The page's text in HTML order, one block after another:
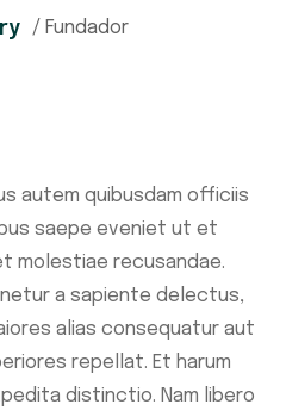
/ Fundador
autem quibusdam officiis
saepe eveniet ut et
molestiae recusandae.
a sapiente delectus,
alias consequatur aut
repellat. Et harum
distinctio. Nam libero